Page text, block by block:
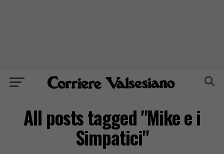
All posts tagged "Mike e i
Simpatici"